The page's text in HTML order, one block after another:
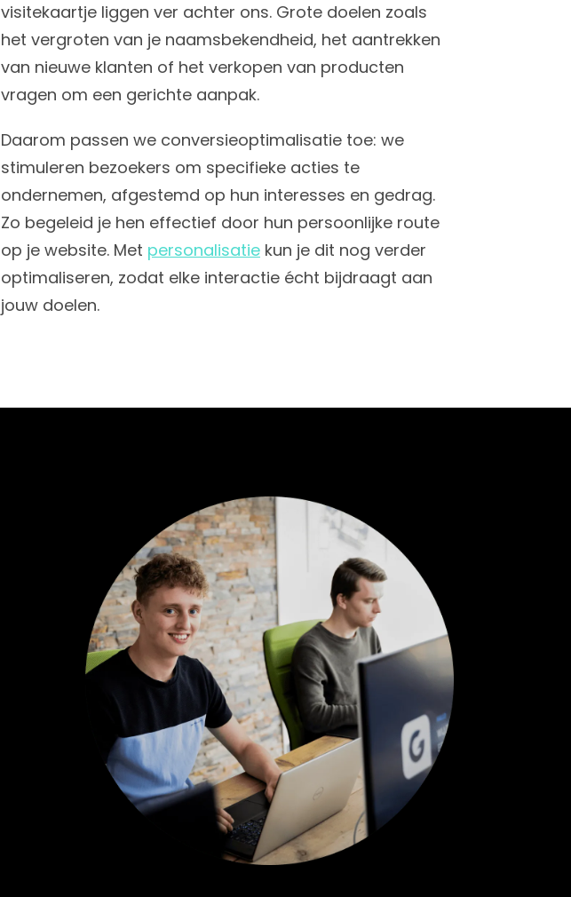
visitekaartje liggen ver achter ons. Grote doelen zoals
het vergroten van je naamsbekendheid, het aantrekken
van nieuwe klanten of het verkopen van producten
vragen om een gerichte aanpak.
Daarom passen we conversieoptimalisatie toe: we
stimuleren bezoekers om specifieke acties te
ondernemen, afgestemd op hun interesses en gedrag.
Zo begeleid je hen effectief door hun persoonlijke route
op je website. Met personalisatie kun je dit nog verder
optimaliseren, zodat elke interactie écht bijdraagt aan
jouw doelen.